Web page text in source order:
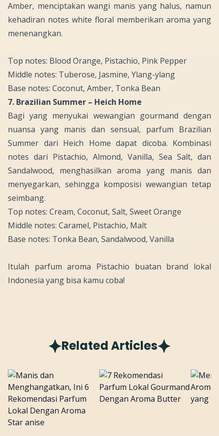
Amber, menciptakan wangi manis yang halus, namun
kehadiran notes white floral memberikan aroma yang
menenangkan.
Top notes: Blood Orange, Pistachio, Pink Pepper
Middle notes: Tuberose, Jasmine, Ylang-ylang
Base notes: Coconut, Amber, Tonka Bean
7. Brazilian Summer – Heich Home
Bagi yang menyukai wewangian gourmand dengan
nuansa yang manis dan sensual, parfum Brazilian
Summer dari Heich Home dapat dicoba. Kombinasi
notes dari Pistachio, Almond, Vanilla, Sea Salt, dan
Sandalwood, menghasilkan aroma yang manis dan
menyegarkan, sehingga komposisi wewangian tetap
seimbang.
Top notes: Cream, Coconut, Salt, Sweet Orange
Middle notes: Caramel, Pistachio, Malt
Base notes: Tonka Bean, Sandalwood, Vanilla
Itulah parfum aroma Pistachio buatan brand lokal
Indonesia yang bisa kamu coba!
Related Articles